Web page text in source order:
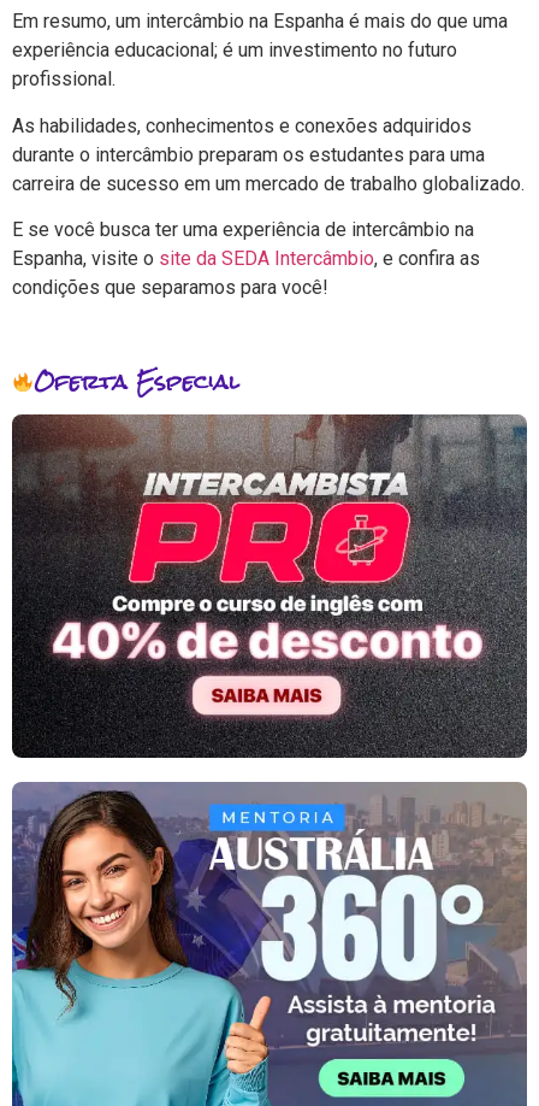
Em resumo, um intercâmbio na Espanha é mais do que uma
experiência educacional; é um investimento no futuro
profissional.
As habilidades, conhecimentos e conexões adquiridos
durante o intercâmbio preparam os estudantes para uma
carreira de sucesso em um mercado de trabalho globalizado.
E se você busca ter uma experiência de intercâmbio na
Espanha, visite o site da SEDA Intercâmbio, e confira as
condições que separamos para você!
Oferta Especial